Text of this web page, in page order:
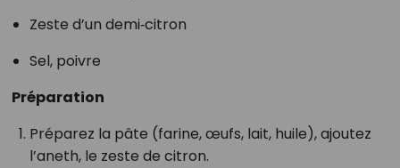
Zeste d’un demi‑citron
Sel, poivre
Préparation
Préparez la pâte (farine, œufs, lait, huile), ajoutez
l’aneth, le zeste de citron.